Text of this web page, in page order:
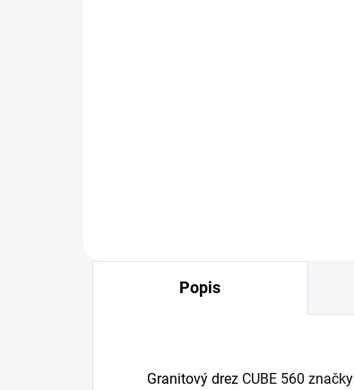
Popis
Granitový drez CUBE 560 značky